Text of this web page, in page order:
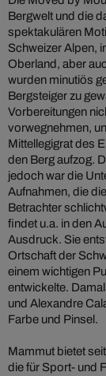
Bergwelt und die
spektakulären
Schweizer Alpen,
Oberland, aber
wurden minutiös
Bergsteiger zu
Vorbereitungen
vorwegnehmen,
Mittellegigrat des
den Berg aufzog.
jedoch war die
Aufnahmen, die
Betrachter
findet u.a. in den
Ausdruck. Sie
Ortschaft der
einem wichtigen
entwickelte.
und Alexandre
Farbe und Pinsel.
Mammut bietet
die für Sport- und